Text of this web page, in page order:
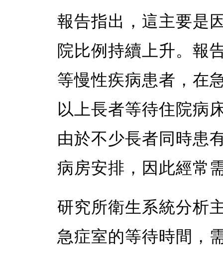
報告指出，這主要是
院比例持續上升。報
等慢性疾病患者，在
以上長者等待住院病
由於不少長者同時患
病房安排，因此經常
研究所衛生系統分析
急症室的等待時間，